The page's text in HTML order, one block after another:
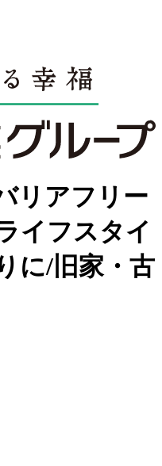
リアフリー
イフスタイ
に/旧家・古